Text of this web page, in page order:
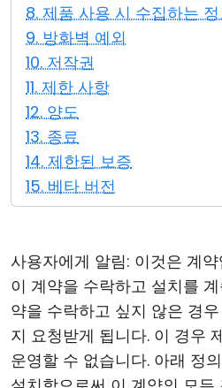
8. 제품 사용 시 수집하는
9. 방화벽 예외
10. 저작권
11. 제한 사항
12. 양도
13. 종료
14. 제한된 보증
15. 베타 버전
사용자에게 알림: 이것은 계
이 계약을 수락하고 설치를
약을 수락하고 싶지 않은 경
지 요청받게 됩니다. 이 경우
운영할 수 없습니다. 아래 정